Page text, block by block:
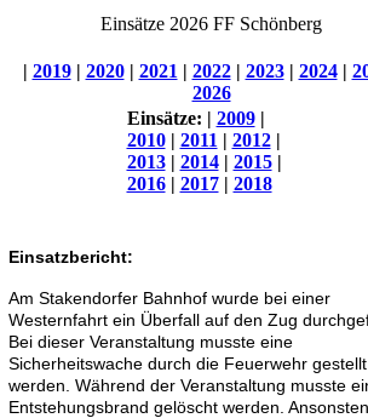
Einsätze 2026 FF Schönberg
| 2019| 2020| 2021 | 2022| 2023| 2024|
2026
Einsätze: | 2009|
2010| 2011 | 2012|
2013| 2014| 2015|
2016| 2017| 2018
Einsatzbericht:
Am Stakendorfer Bahnhof wurde bei einer
Westernfahrt ein Überfall auf den Zug
Bei dieser Veranstaltung musste eine
Sicherheitswache durch die Feuerwehr gestellt
werden. Während der Veranstaltung musste
Entstehungsbrand gelöscht werden.